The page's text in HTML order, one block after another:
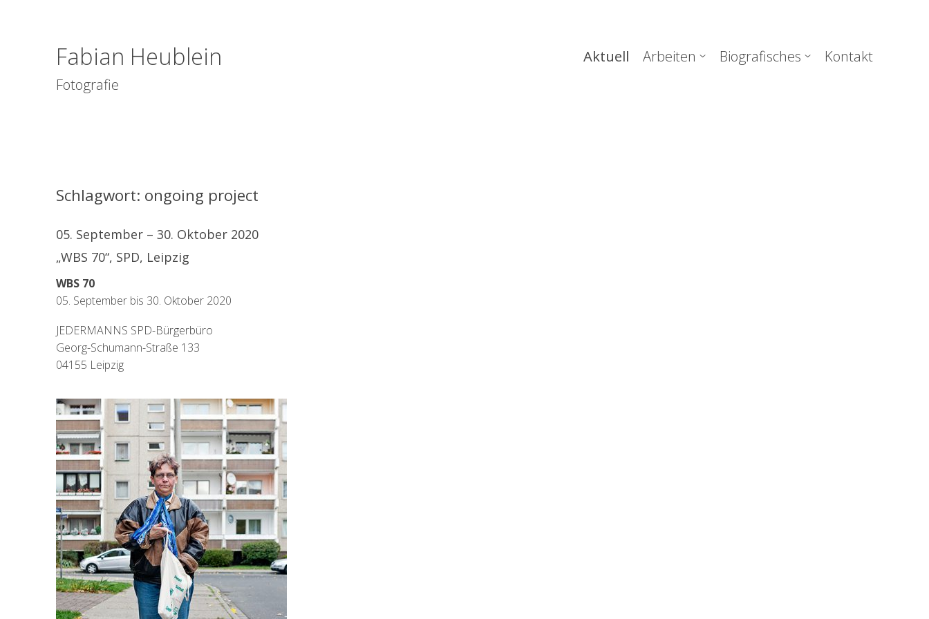
Fabian Heublein
Fotografie
Hauptnavigation
Aktuell Arbeiten Biografisches Kontakt
Schlagwort: ongoing project
05. September – 30. Oktober 2020
„WBS 70“, SPD, Leipzig
WBS 70
05. September bis 30. Oktober 2020
JEDERMANNS SPD-Bürgerbüro
Georg-Schumann-Straße 133
04155 Leipzig